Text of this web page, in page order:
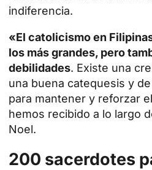
indiferencia.
«El catolicismo en
los más grandes, pero
debilidades. Existe una
una buena catequesis y
para mantener y reforzar
hemos recibido a lo largo
Noel.
200 sacerdotes